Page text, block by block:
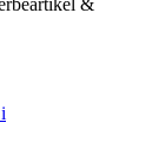
&
i